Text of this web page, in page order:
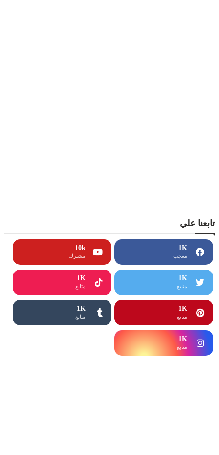
تابعنا علي
1K
معجب
10k
مشترك
1K
متابع
1K
متابع
1K
متابع
1K
متابع
1K
متابع